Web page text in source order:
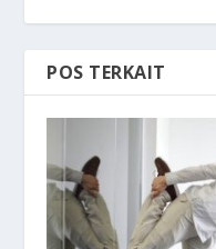
POS TERKAIT